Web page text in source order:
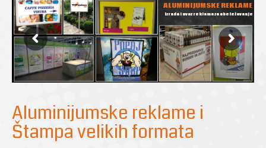
Aluminijumske reklame i
Štampa velikih formata